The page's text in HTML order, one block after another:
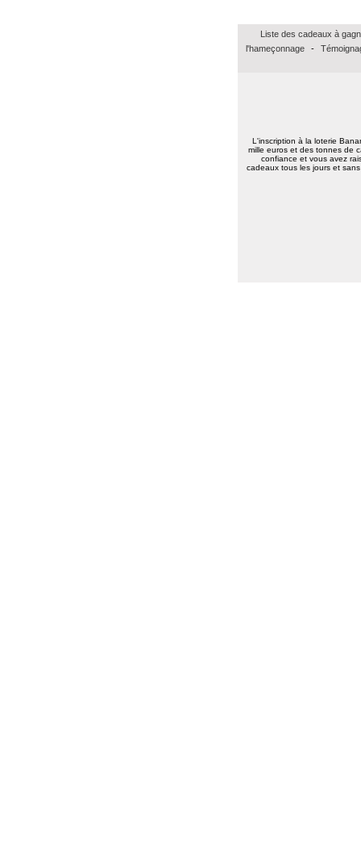
Liste des cadeaux à
l'hameçonnage
-
L'inscription à la loterie
mille euros et des tonnes de
confiance et vous avez
cadeaux tous les jours et